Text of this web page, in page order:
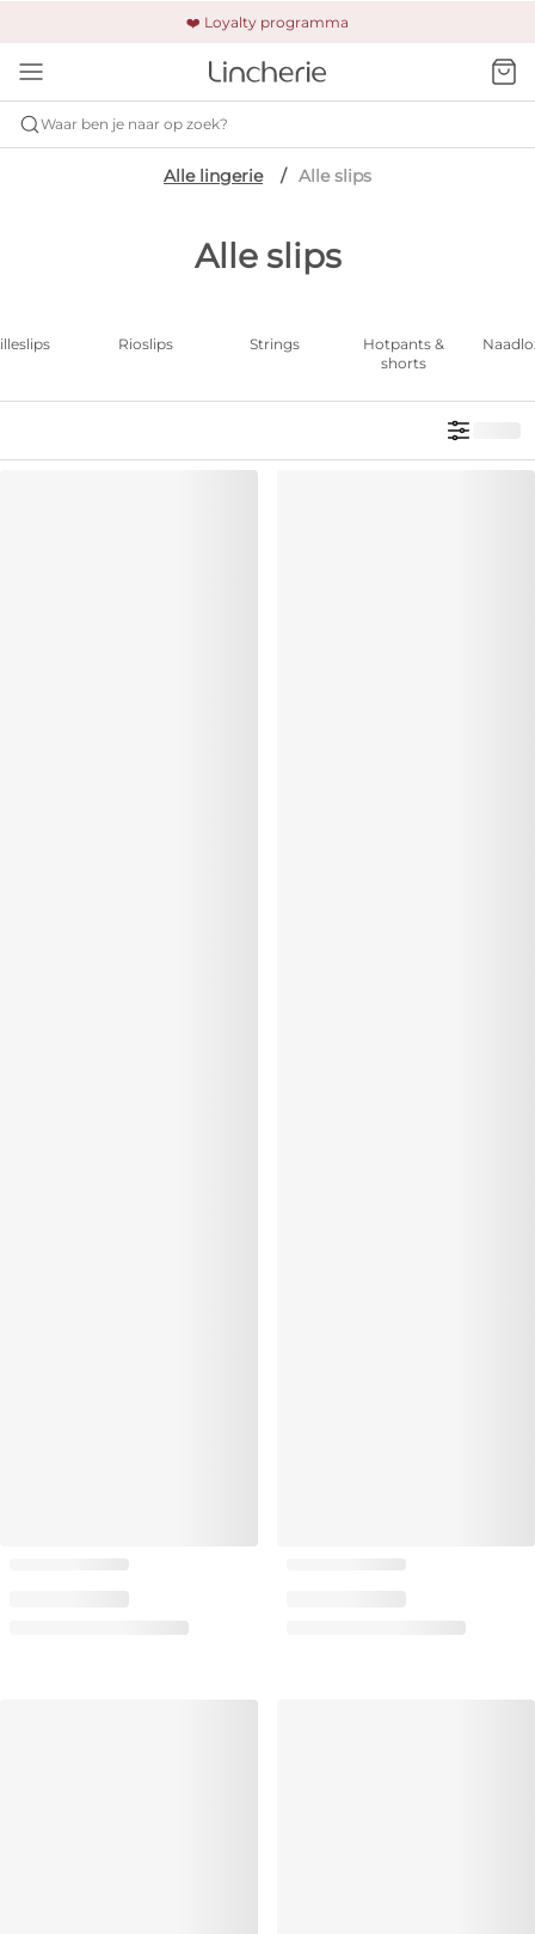
❤️ Loyalty programma
🚚 Gratis verzending & retour
🔒 Altijd veilig betalen
Waar ben je naar op zoek?
Alle lingerie Alle slips
Alle slips
Rioslips Strings
Hotpants &
shorts